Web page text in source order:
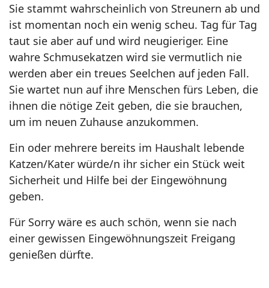
Sie stammt wahrscheinlich von Streunern ab und
ist momentan noch ein wenig scheu. Tag für Tag
taut sie aber auf und wird neugieriger. Eine
wahre Schmusekatzen wird sie vermutlich nie
werden aber ein treues Seelchen auf jeden Fall.
Sie wartet nun auf ihre Menschen fürs Leben, die
ihnen die nötige Zeit geben, die sie brauchen,
um im neuen Zuhause anzukommen.
Ein oder mehrere bereits im Haushalt lebende
Katzen/Kater würde/n ihr sicher ein Stück weit
Sicherheit und Hilfe bei der Eingewöhnung
geben.
Für Sorry wäre es auch schön, wenn sie nach
einer gewissen Eingewöhnungszeit Freigang
genießen dürfte.